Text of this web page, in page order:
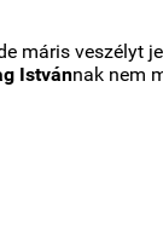
máris veszélyt
Istvánnak nem